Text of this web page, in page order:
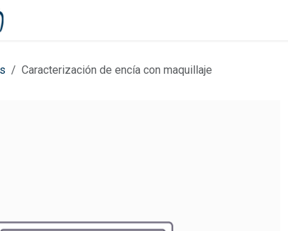
Caracterización de encía con maquillaje